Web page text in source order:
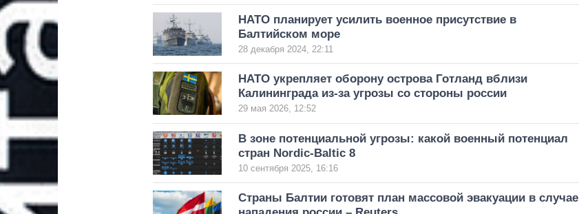
НАТО планирует усилить военное присутствие в
Балтийском море
28 декабря 2024, 22:11
НАТО укрепляет оборону острова Готланд вблизи
Калининграда из-за угрозы со стороны россии
29 мая 2026, 12:52
В зоне потенциальной угрозы: какой военный потенциал
стран Nordic-Baltic 8
10 сентября 2025, 16:16
Страны Балтии готовят план массовой эвакуации в случае